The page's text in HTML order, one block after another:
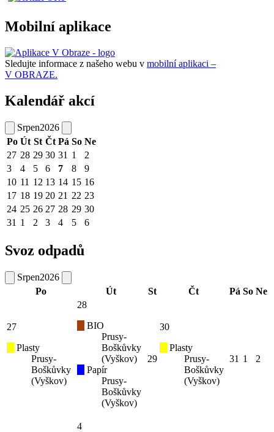
Mobilní aplikace
Sledujte informace z našeho webu v mobilní aplikaci –
V OBRAZE.
Kalendář akcí
Srpen2026
Po Út St Čt Pá So Ne
27 28 29 30 31 1
2
3
4 5 6 7 8
9
10 11 12 13 14 15 16
17 18 19 20 21 22 23
24 25 26 27 28 29 30
31 1 2 3 4 5 6
Svoz odpadů
Srpen2026
Po
Út St Čt Pá So Ne
27
Plasty
Prusy-
Boškůvky
(Vyškov)
28
BIO
Prusy-
Boškůvky
(Vyškov)
Papír
Prusy-
Boškůvky
(Vyškov)
29
30
Plasty
Prusy-
Boškůvky
(Vyškov)
31 1 2
4